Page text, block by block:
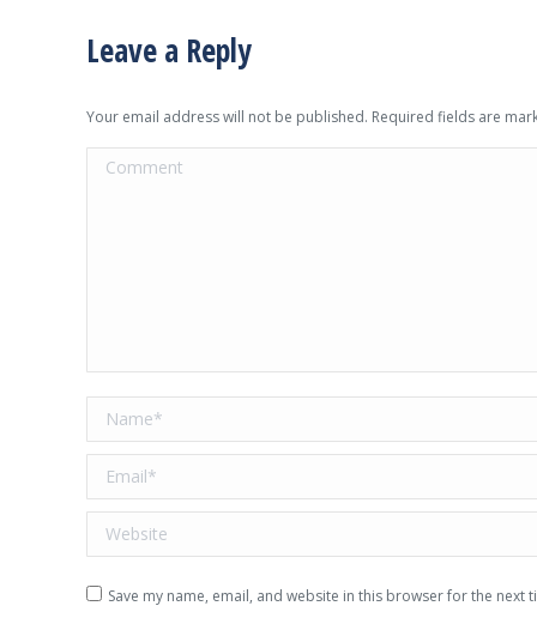
Leave a Reply
Your email address will not be published. Required fields are
Comment
Name *
Email *
Website
Save my name, email, and website in this browser for the next